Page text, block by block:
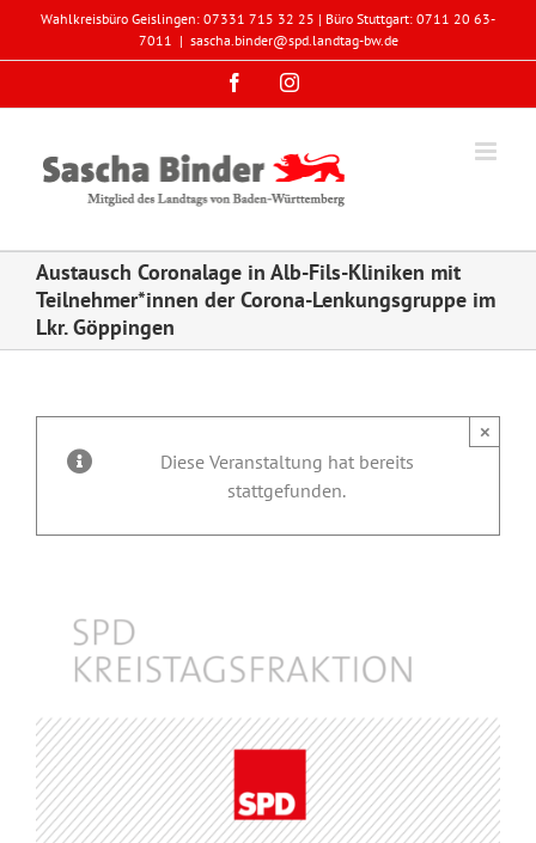
Wahlkreisbüro Geislingen: 07331 715 32 25 | Büro Stuttgart: 0711 20 63-
7011 | sascha.binder@spd.landtag-bw.de
FacebookInstagram
Austausch Coronalage in Alb-Fils-Kliniken mit
Teilnehmer*innen der Corona-Lenkungsgruppe im
Lkr. Göppingen
Diese Veranstaltung hat bereits
stattgefunden.
×